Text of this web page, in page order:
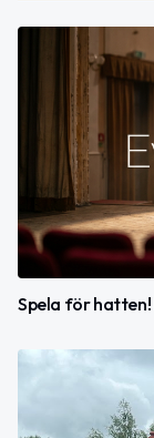
Spela för hatten!